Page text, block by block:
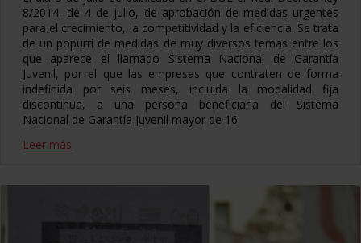
8/2014, de 4 de julio, de aprobación de medidas urgentes
para el crecimiento, la competitividad y la eficiencia. Se trata
de un popurrí de medidas de muy diversos temas entre los
que aparece el llamado Sistema Nacional de Garantía
Juvenil, por el que las empresas que contraten de forma
indefinida por seis meses, incluida la modalidad fija
discontinua, a una persona beneficiaria del Sistema
Nacional de Garantía Juvenil mayor de 16
Leer más